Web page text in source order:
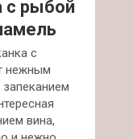
с рыбой
с
нежным
вина,